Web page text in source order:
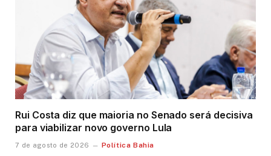
Rui Costa diz que maioria no Senado será decisiva
para viabilizar novo governo Lula
7 de agosto de 2026 Política Bahia